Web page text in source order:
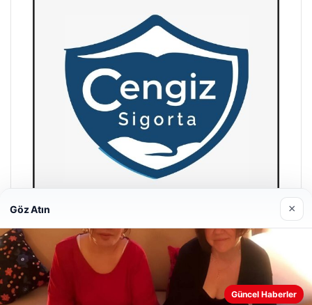
Hastaş Beton
26/05/2026
Web sitemizi nasıl kullandığınızı daha iyi anlayabilmek,
Göz Atın ×
Güncel Haberler